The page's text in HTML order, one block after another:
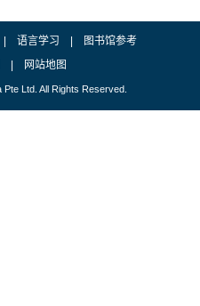
语言学习
图书馆参考
网站地图
Ltd. All Rights Reserved.